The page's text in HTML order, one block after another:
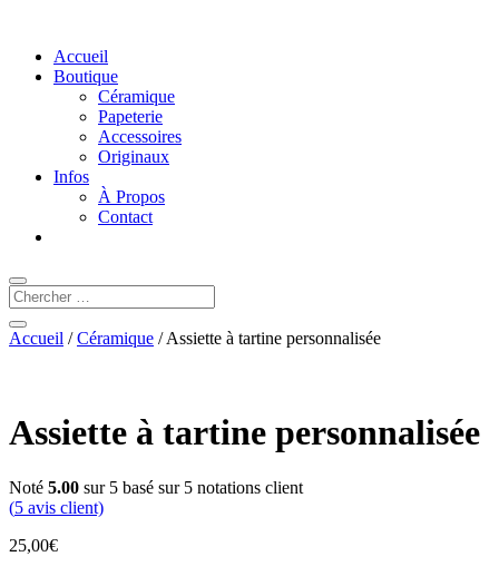
Accueil
Boutique
Céramique
Papeterie
Accessoires
Originaux
Infos
À Propos
Contact
Accueil /Céramique / Assiette à tartine personnalisée
Assiette à tartine personnalisée
Noté 5.00 sur 5 basé sur 5 notations client
(5 avis client)
25,00€